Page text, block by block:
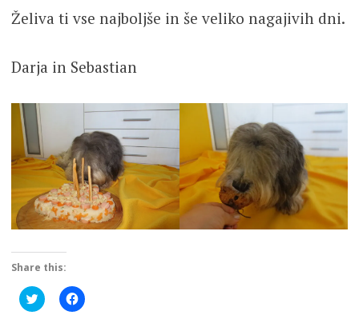
Želiva ti vse najboljše in še veliko nagajivih dni.
Darja in Sebastian
Share this:
Click
to
Click
to